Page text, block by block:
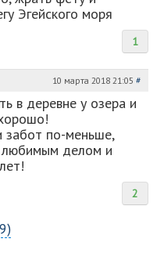
Эгейского моря
1
10 марта 2018 21:05 #
в деревне у озера и
забот по-меньше,
любимым делом и
2